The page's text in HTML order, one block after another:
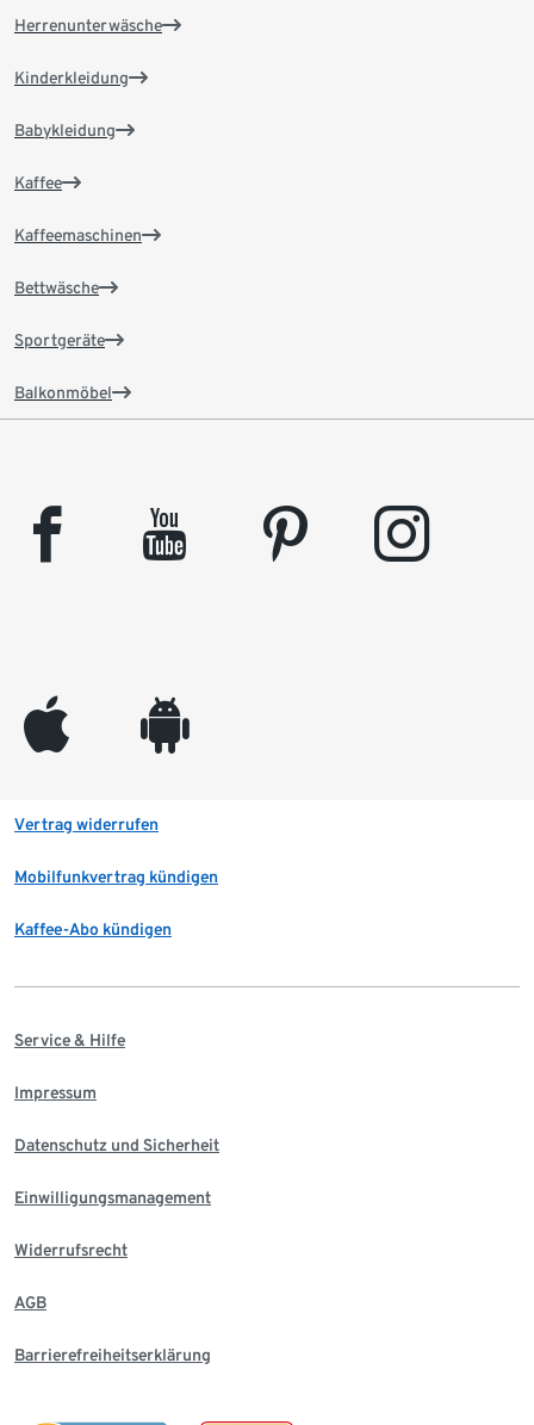
Herrenunterwäsche
Kinderkleidung
Babykleidung
Kaffee
Kaffeemaschinen
Bettwäsche
Sportgeräte
Balkonmöbel
facebook youtube pinterest instagram
appleinc android
Vertrag widerrufen
Mobilfunkvertrag kündigen
Kaffee-Abo kündigen
Service & Hilfe
Impressum
Datenschutz und Sicherheit
Einwilligungsmanagement
Widerrufsrecht
AGB
Barrierefreiheitserklärung